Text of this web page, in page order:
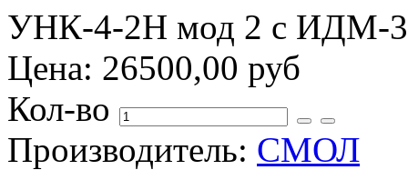
УНК-4-2Н мод 2 с ИДМ-
Цена: 26500,00 руб
Кол-во
Производитель: СМОЛ